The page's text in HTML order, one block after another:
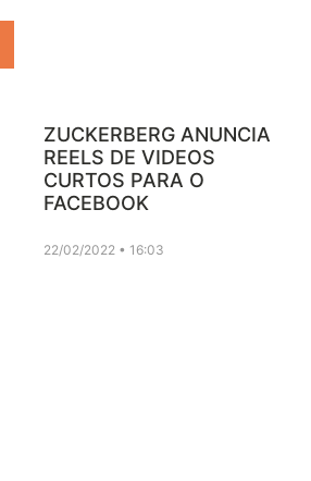
ZUCKERBERG ANUNCIA
REELS DE VIDEOS
CURTOS PARA O
FACEBOOK
22/02/2022 16:03